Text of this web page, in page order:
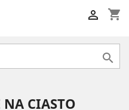
shopping_cart


NA CIASTO